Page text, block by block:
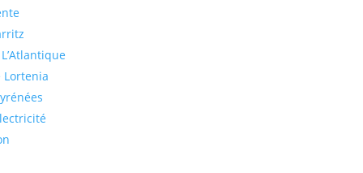
Lortenia